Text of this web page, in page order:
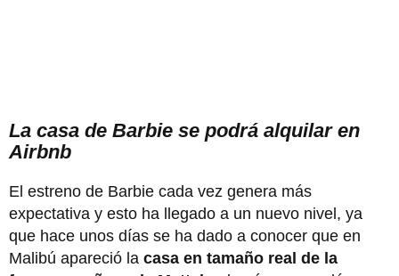
La casa de Barbie se podrá alquilar en
Airbnb
El estreno de Barbie cada vez genera más
expectativa y esto ha llegado a un nuevo nivel, ya
que hace unos días se ha dado a conocer que en
Malibú apareció la casa en tamaño real de la